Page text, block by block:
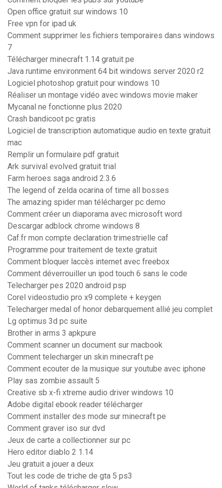
Open office gratuit sur windows 10
Free vpn for ipad uk
Comment supprimer les fichiers temporaires dans windows
7
Télécharger minecraft 1.14 gratuit pe
Java runtime environment 64 bit windows server 2020 r2
Logiciel photoshop gratuit pour windows 10
Réaliser un montage vidéo avec windows movie maker
Mycanal ne fonctionne plus 2020
Crash bandicoot pc gratis
Logiciel de transcription automatique audio en texte gratuit
mac
Remplir un formulaire pdf gratuit
Ark survival evolved gratuit trial
Farm heroes saga android 2.3.6
The legend of zelda ocarina of time all bosses
The amazing spider man télécharger pc demo
Comment créer un diaporama avec microsoft word
Descargar adblock chrome windows 8
Caf.fr mon compte declaration trimestrielle caf
Programme pour traitement de texte gratuit
Comment bloquer laccès internet avec freebox
Comment déverrouiller un ipod touch 6 sans le code
Telecharger pes 2020 android psp
Corel videostudio pro x9 complete + keygen
Telecharger medal of honor debarquement allié jeu complet
Lg optimus 3d pc suite
Brother in arms 3 apkpure
Comment scanner un document sur macbook
Comment telecharger un skin minecraft pe
Comment ecouter de la musique sur youtube avec iphone
Play sas zombie assault 5
Creative sb x-fi xtreme audio driver windows 10
Adobe digital ebook reader télécharger
Comment installer des mode sur minecraft pe
Comment graver iso sur dvd
Jeux de carte a collectionner sur pc
Hero editor diablo 2 1.14
Jeu gratuit a jouer a deux
Tout les code de triche de gta 5 ps3